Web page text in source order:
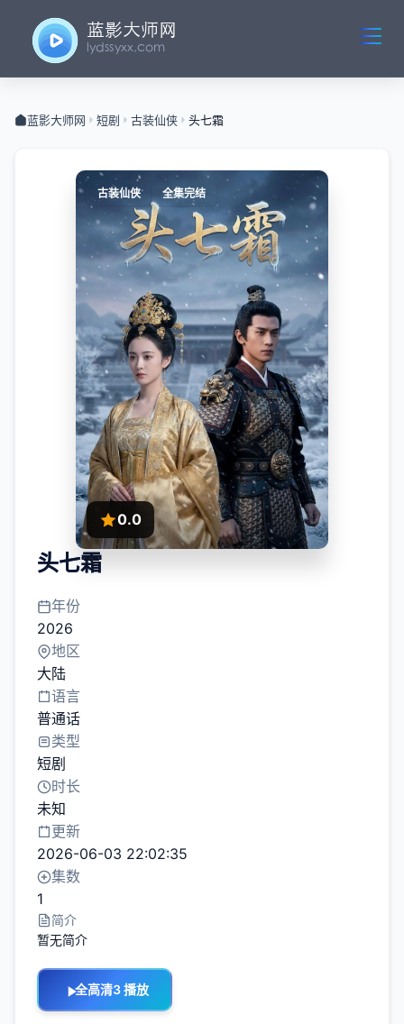
蓝影大师网 短剧 古装仙侠 头七霜
古装仙侠 全集完结
0.0
头七霜
年份
2026
地区
大陆
语言
普通话
类型
短剧
时长
未知
更新
2026-06-03 22:02:35
集数
1
简介
暂无简介
全高清3 播放